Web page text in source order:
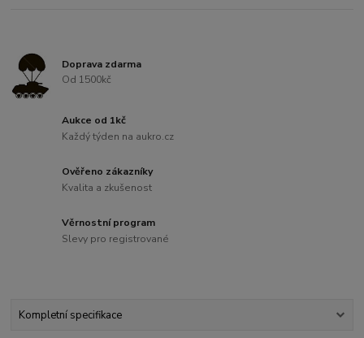
Doprava zdarma
Od 1500kč
Aukce od 1kč
Každý týden na aukro.cz
Ověřeno zákazníky
Kvalita a zkušenost
Věrnostní program
Slevy pro registrované
Kompletní specifikace